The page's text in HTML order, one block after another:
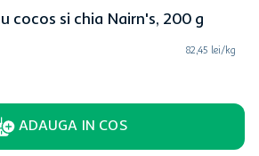
cocos si chia Nairn's, 200 g
82,45 lei/kg
ADAUGA IN COS